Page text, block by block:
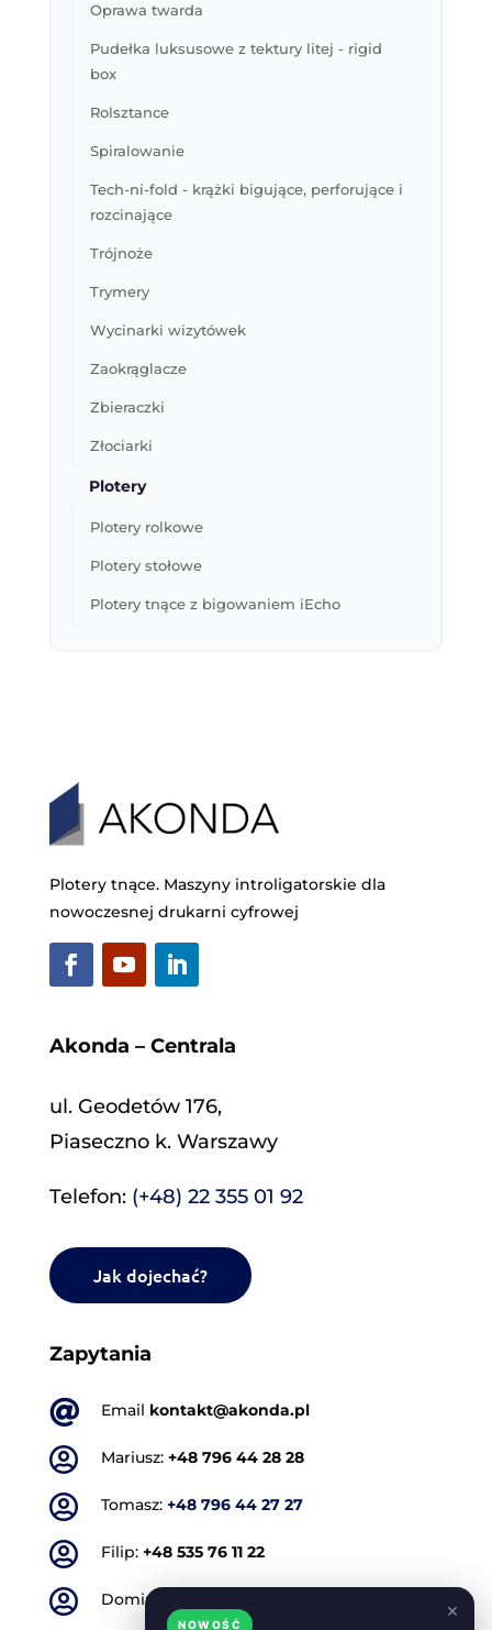
Oprawa twarda
Pudełka luksusowe z tektury litej - rigid
box
Rolsztance
Spiralowanie
Tech-ni-fold - krążki bigujące, perforujące i
rozcinające
Trójnoże
Trymery
Wycinarki wizytówek
Zaokrąglacze
Zbieraczki
Złociarki
Plotery
Plotery rolkowe
Plotery stołowe
Plotery tnące z bigowaniem iEcho
Plotery tnące. Maszyny introligatorskie dla
nowoczesnej drukarni cyfrowej
Akonda – Centrala
ul. Geodetów 176,
Piaseczno k. Warszawy
Telefon: (+48) 22 355 01 92
Jak dojechać?
Zapytania
 Email kontakt@akonda.pl
 Mariusz: +48 796 44 28 28
 Tomasz: +48 796 44 27 27
 Filip: +48 535 76 11 22
 Dominik: ×
NOWOŚĆ